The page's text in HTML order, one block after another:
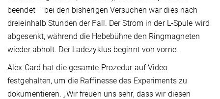
beendet – bei den bisherigen Versuchen war dies nach
dreieinhalb Stunden der Fall. Der Strom in der L-Spule wird
abgesenkt, während die Hebebühne den Ringmagneten
wieder abholt. Der Ladezyklus beginnt von vorne.
Alex Card hat die gesamte Prozedur auf Video
festgehalten, um die Raffinesse des Experiments zu
dokumentieren. „Wir freuen uns sehr, dass wir diesen